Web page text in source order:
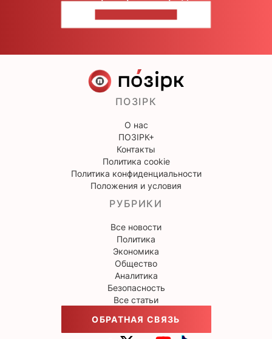
ПОЗІРК
О нас
ПОЗІРК+
Контакты
Политика cookie
Политика конфиденциальности
Положения и условия
РУБРИКИ
Все новости
Политика
Экономика
Общество
Аналитика
Безопасность
Все статьи
ОБРАТНАЯ СВЯЗЬ